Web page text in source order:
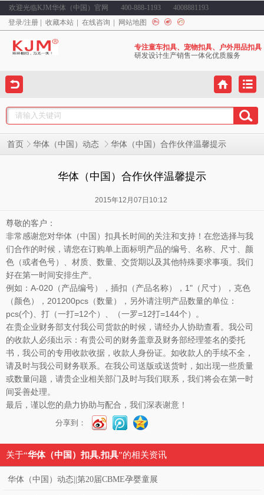
欢迎光临KJM华体（中国）官网 400-888-1193
4008881193
登录/注册 收藏本站 在线咨询 网站地图
专注童车扣具、宠物扣具、户外用品扣具
研发设计生产销售一体化优质服务
首页 华体（中国）动态 华体（中国）合作伙伴温馨提示
华体（中国）合作伙伴温馨提示
2015年12月07日10:12
尊敬的客户：
非常感谢您对华体（中国）扣具长时间的关注和支持！在您选择与我
们合作的时候，请您在订购单上面标明产品的编号、名称、尺寸、颜
色（或者色号）、材质、数量、交货期以及其他特殊要求事项。我们
好在第一时间安排生产。
例如：A-020（产品编号），插扣（产品名称），1"（尺寸），克色
（颜色），201200pcs（数量），另外请注明产品数量的单位：
pcs(个)、打（一打=12个）、（一罗=12打=144个）。
在贵企业财务部支付我公司货款的时候，请经办人协助查看。我公司
的收款人必须出示：有贵公司的财务盖章及财务部经理签名的委托
书，我公司的专用收款收据，收款人身份证。如收款人的手续不全，
请及时与我公司财务联系。在我公司送版或送货时，如出现一些质量
或数量问题，请贵企业相关部门及时与我们联系，我们将会在第一时
间妥善处理。
最后，谨以您的鼎力协助与配合，我们深表谢意！
分享到：
关于“华体（中国）扣具,扣具”的相关资讯
华体（中国）动态||第20届CBME孕婴童展